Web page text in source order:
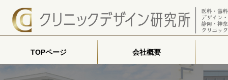
TOPページ 会社概要